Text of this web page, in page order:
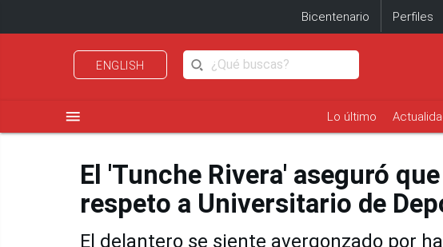
Bicentenario Perfiles
ENGLISH
menu Lo último
El 'Tunche Rivera' aseguró
respeto a Universitario de
El delantero se siente avergonzado por